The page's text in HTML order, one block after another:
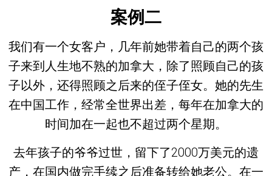
案例二
我们有一个女客户，几年前她带着自己的两个孩
子来到人生地不熟的加拿大，除了照顾自己的孩
子以外，还得照顾之后来的侄子侄女。她的先生
在中国工作，经常全世界出差，每年在加拿大的
时间加在一起也不超过两个星期。
去年孩子的爷爷过世，留下了2000万美元的遗
产，在国内做完手续之后准备转给她老公。在一